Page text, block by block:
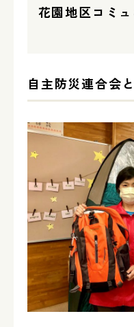
花園地区コミ
自主防災連合会